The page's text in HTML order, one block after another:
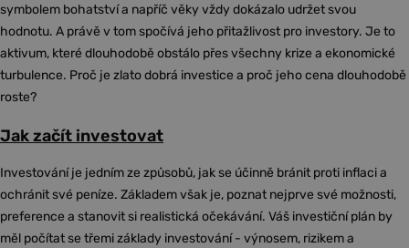
symbolem bohatství a napříč věky vždy dokázalo udržet svou
hodnotu. A právě v tom spočívá jeho přitažlivost pro investory. Je to
aktivum, které dlouhodobě obstálo přes všechny krize a ekonomické
turbulence. Proč je zlato dobrá investice a proč jeho cena dlouhodobě
roste?
Jak začít investovat
Investování je jedním ze způsobů, jak se účinně bránit proti inflaci a
ochránit své peníze. Základem však je, poznat nejprve své možnosti,
preference a stanovit si realistická očekávání. Váš investiční plán by
měl počítat se třemi základy investování - výnosem, rizikem a